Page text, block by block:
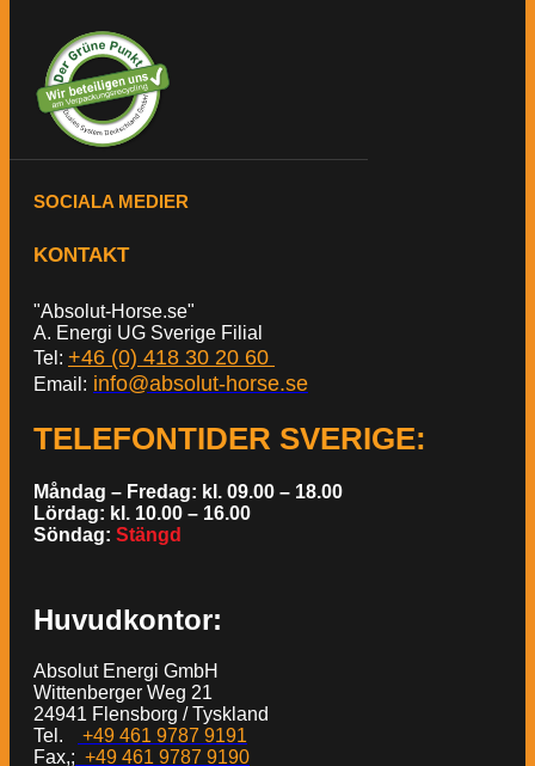
SOCIALA MEDIER
KONTAKT
"Absolut-Horse.se"
A. Energi UG Sverige Filial
Tel: +46 (0) 418 30 20 60
Email: info@absolut-horse.se
TELEFONTIDER SVERIGE:
Måndag – Fredag: kl. 09.00 – 18.00
Lördag: kl. 10.00 – 16.00
Söndag: Stängd
Huvudkontor:
Absolut Energi GmbH
Wittenberger Weg 21
24941 Flensborg / Tyskland
Tel.
+49 461 9787 9191
Fax,; +49 461 9787 9190